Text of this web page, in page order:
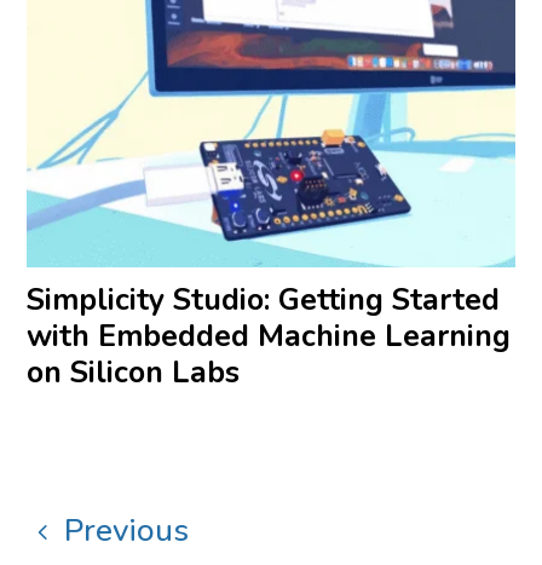
Simplicity Studio: Getting Started
with Embedded Machine Learning
on Silicon Labs
Previous